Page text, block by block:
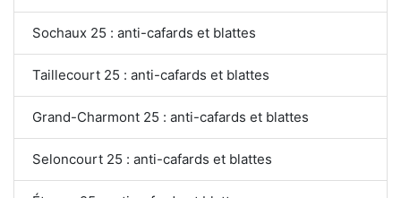
Sochaux 25 : anti-cafards et blattes
Taillecourt 25 : anti-cafards et blattes
Grand-Charmont 25 : anti-cafards et blattes
Seloncourt 25 : anti-cafards et blattes